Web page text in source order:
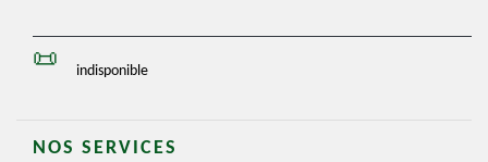
indisponible
NOS SERVICES